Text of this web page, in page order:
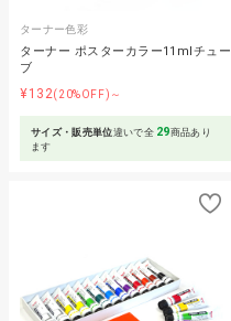
ターナー色彩
ターナー ポスターカラー11mlチュー
ブ
¥132(20%OFF)～
サイズ・販売単位違いで全 29商品あり
ます